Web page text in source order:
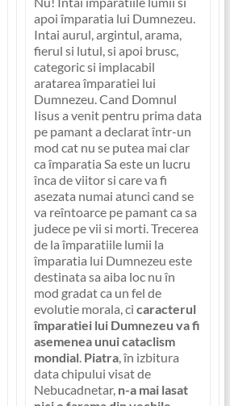
apoi împaratia lui Dumnezeu.
Intai aurul, argintul, arama,
fierul si lutul, si apoi brusc,
categoric si implacabil
aratarea împaratiei lui
Dumnezeu. Cand Domnul
Iisus a venit pentru prima data
pe pamant a declarat într-un
mod cat nu se putea mai clar
ca împaratia Sa este un lucru
înca de viitor si care va fi
asezata numai atunci cand se
va reîntoarce pe pamant ca sa
judece pe vii si morti. Trecerea
de la împaratiile lumii la
împaratia lui Dumnezeu este
destinata sa aiba loc nu în
mod gradat ca un fel de
evolutie morala, ci caracterul
împaratiei lui Dumnezeu va fi
asemenea unui cataclism
mondial. Piatra, în izbitura
data chipului visat de
Nebucadnetar, n-a mai lasat